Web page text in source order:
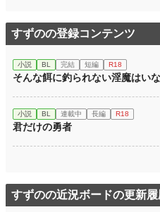
すずのの登録コンテンツ
小説 BL 完結 短編 R18
そんな餌に釣られない淫魔はい
小説 BL 連載中 長編 R18
君だけの勇者
すずのの近況ボードの更新履